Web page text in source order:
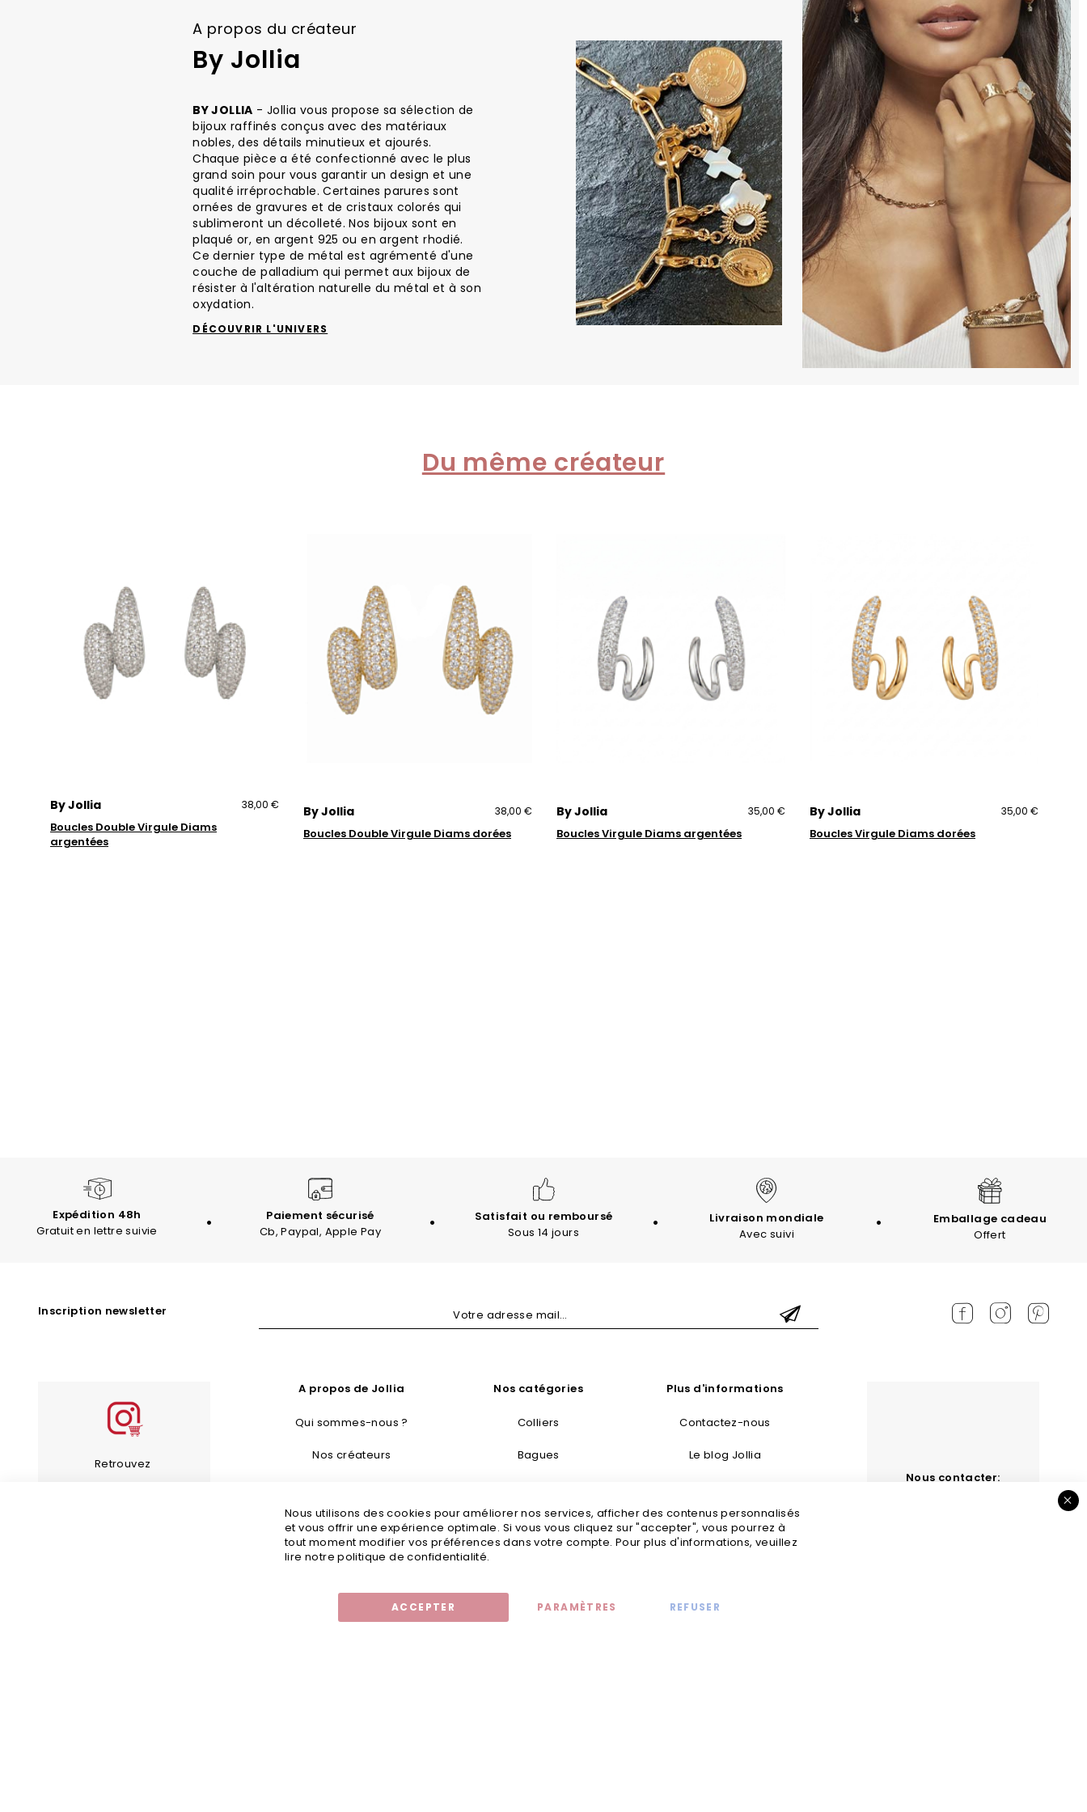
A propos du créateur
By Jollia
BY JOLLIA - Jollia vous propose sa sélection de
bijoux raffinés conçus avec des matériaux
nobles, des détails minutieux et ajourés.
Chaque pièce a été confectionné avec le plus
grand soin pour vous garantir un design et une
qualité irréprochable. Certaines parures sont
ornées de gravures et de cristaux colorés qui
sublimeront un décolleté. Nos bijoux sont en
plaqué or, en argent 925 ou en argent rhodié.
Ce dernier type de métal est agrémenté d'une
couche de palladium qui permet aux bijoux de
résister à l'altération naturelle du métal et à son
oxydation.
DÉCOUVRIR L'UNIVERS
Du même créateur
By Jollia 38,00 €
Boucles Double Virgule Diams
argentées
By Jollia 38,00 €
Boucles Double Virgule Diams dorées
By Jollia 35,00 €
Boucles Virgule Diams argentées
By Jollia 35,00 €
Boucles Virgule Diams dorées
Expédition 48h
Gratuit en lettre suivie
Paiement sécurisé
Cb, Paypal, Apple Pay
Satisfait ou remboursé
Sous 14 jours
Livraison mondiale
Avec suivi
Emballage cadeau
Offert
Inscription newsletter
Retrouvez
A propos de Jollia
Qui sommes-nous ?
Nos créateurs
Guide d’entretien
Guide des tailles
Nos catégories
Colliers
Bagues
Boucles d’oreilles
Plus d'informations
Contactez-nous
Le blog Jollia
Mentions légales
Nous contacter:
Nous utilisons des cookies pour améliorer nos services, afficher des contenus personnalisés
et vous offrir une expérience optimale. Si vous vous cliquez sur "accepter", vous pourrez à
tout moment modifier vos préférences dans votre compte. Pour plus d'informations, veuillez
lire notre politique de confidentialité.
ACCEPTER PARAMÈTRES REFUSER